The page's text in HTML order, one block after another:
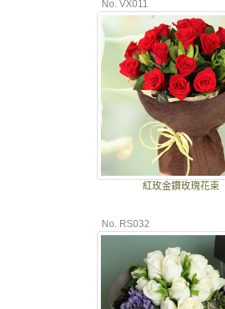
No. VX011
紅玫金鑽玫瑰花束
No. RS032